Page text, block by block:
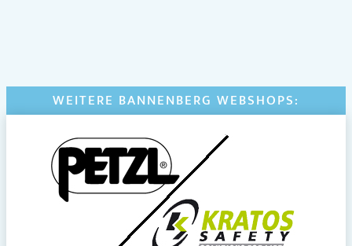
WEITERE BANNENBERG WEBSHOPS: